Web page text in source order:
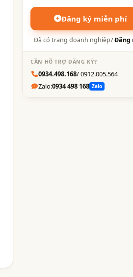
Đăng ký miễn phí
Đã có trang doanh nghiệp?Đăng
CẦN HỖ TRỢ ĐĂNG KÝ?
0934.498.168/ 0912.005.564
Zalo:0934 498 168 Zalo